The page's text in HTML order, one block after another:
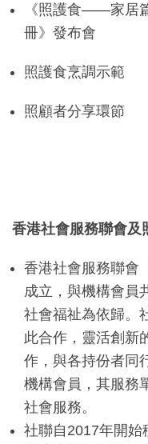
《照護食——家居
冊》發布會
照護食烹調示範
照顧者分享環節
香港社會服務聯會及
香港社會服務聯會
成立，與機構會員
社會福祉為依歸。
此合作，靈活創新
作，與各持份者同
機構會員，其服務
社會服務。
社聯自2017年開始